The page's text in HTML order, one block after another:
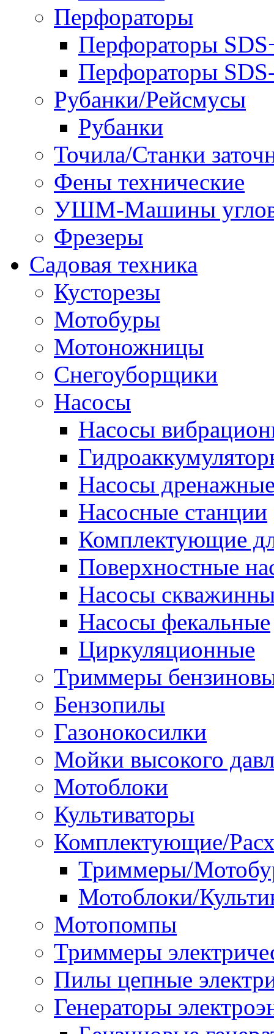
Перфораторы
Перфораторы
Перфораторы
Рубанки/Рейсмусы
Рубанки
Точила/Станки
Фены технические
УШМ-Машины
Фрезеры
Садовая техника
Кусторезы
Мотобуры
Мотоножницы
Снегоуборщики
Насосы
Насосы
Насосы
Насосные станции
Комплектующие
Поверхностные
Насосы
Насосы фекальные
Циркуляционные
Триммеры
Бензопилы
Газонокосилки
Мойки высокого
Мотоблоки
Культиваторы
Комплектующие/
Триммеры/
Мотоблоки/
Мотопомпы
Триммеры
Пилы цепные
Генераторы